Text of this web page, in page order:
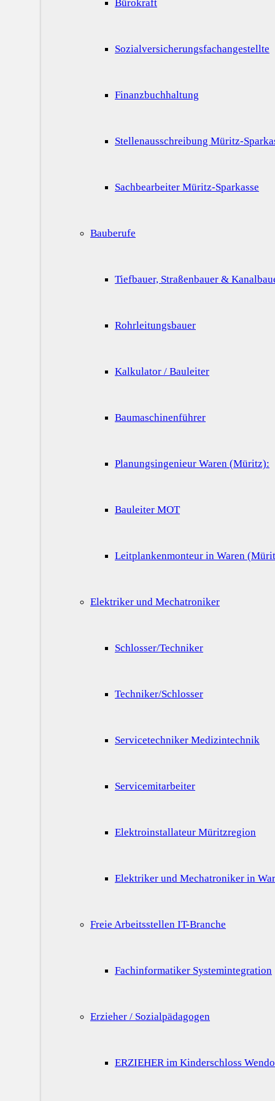
Bürokraft
Sozialversicherungsfachangestellte
Finanzbuchhaltung
Stellenausschreibung Müritz-
Sachbearbeiter Müritz-Sparkasse
Bauberufe
Tiefbauer, Straßenbauer &
Rohrleitungsbauer
Kalkulator / Bauleiter
Baumaschinenführer
Planungsingenieur Waren (Müritz):
Bauleiter MOT
Leitplankenmonteur in Waren
Elektriker und Mechatroniker
Schlosser/Techniker
Techniker/Schlosser
Servicetechniker Medizintechnik
Servicemitarbeiter
Elektroinstallateur Müritzregion
Elektriker und Mechatroniker in
Freie Arbeitsstellen IT-Branche
Fachinformatiker Systemintegration
Erzieher / Sozialpädagogen
ERZIEHER im Kinderschloss